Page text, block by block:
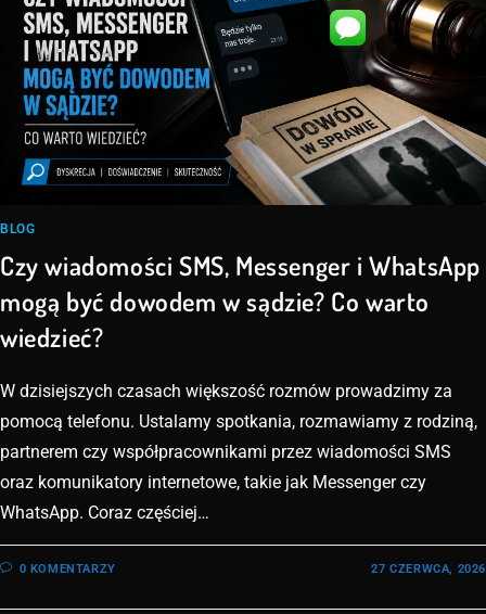
BLOG
Czy wiadomości SMS, Messenger i WhatsApp
mogą być dowodem w sądzie? Co warto
wiedzieć?
W dzisiejszych czasach większość rozmów prowadzimy za
pomocą telefonu. Ustalamy spotkania, rozmawiamy z rodziną,
partnerem czy współpracownikami przez wiadomości SMS
oraz komunikatory internetowe, takie jak Messenger czy
WhatsApp. Coraz częściej…
0 KOMENTARZY 27 CZERWCA, 2026